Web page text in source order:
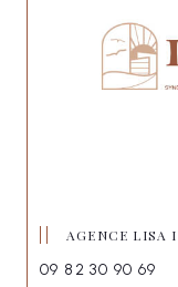
AGENCE LISA
09 82 30 90 69